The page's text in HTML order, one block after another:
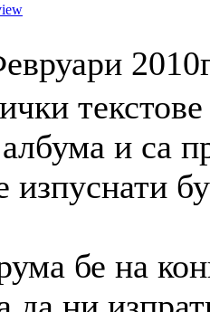
и са
изпуснати
бе на